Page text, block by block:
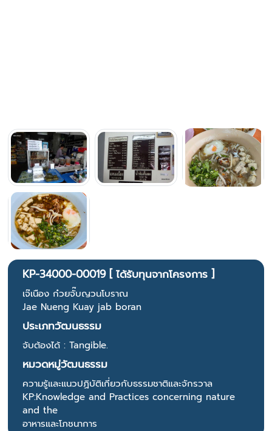
KP-34000-00019 [ ได้รับทุนจากโครงการ ]
เจ๊เนือง ก๋วยจั๊บญวนโบราณ
Jae Nueng Kuay jab boran
ประเภทวัฒนธรรม
จับต้องได้ : Tangible.
หมวดหมู่วัฒนธรรม
ความรู้และแนวปฏิบัติเกี่ยวกับธรรมชาติและจักรวาล
KP:Knowledge and Practices concerning nature
and the
อาหารและโภชนาการ